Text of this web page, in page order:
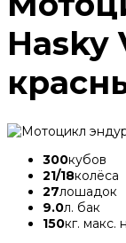
Hasky
300кубов
21/18колёса
27лошадок
9.0л. бак
150кг. макс.